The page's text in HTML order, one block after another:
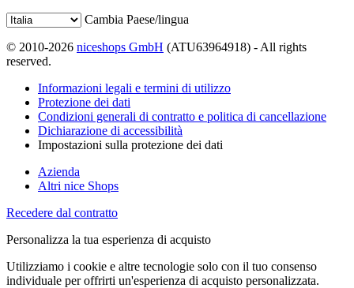
Cambia Paese/lingua
© 2010-2026 niceshops GmbH (ATU63964918) - All rights
reserved.
Informazioni legali e termini di utilizzo
Protezione dei dati
Condizioni generali di contratto e politica di cancellazione
Dichiarazione di accessibilità
Impostazioni sulla protezione dei dati
Azienda
Altri nice Shops
Recedere dal contratto
Personalizza la tua esperienza di acquisto
Utilizziamo i cookie e altre tecnologie solo con il tuo consenso
individuale per offrirti un'esperienza di acquisto personalizzata.